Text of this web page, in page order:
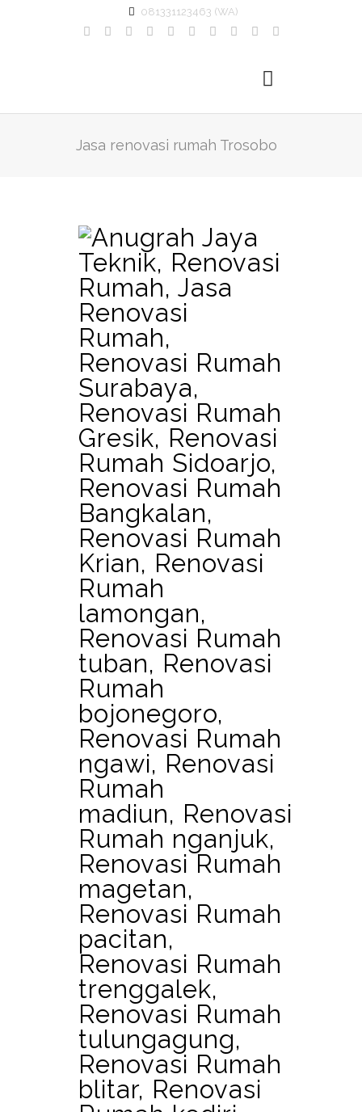
081331123463 (WA)
Jasa renovasi rumah Trosobo